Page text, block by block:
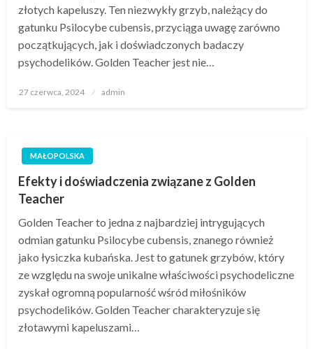
złotych kapeluszy. Ten niezwykły grzyb, należący do
gatunku Psilocybe cubensis, przyciąga uwagę zarówno
początkujących, jak i doświadczonych badaczy
psychodelików. Golden Teacher jest nie…
Opublikowane
27 czerwca, 2024 admin
MAŁOPOLSKA
Efekty i doświadczenia związane z Golden
Teacher
Golden Teacher to jedna z najbardziej intrygujących
odmian gatunku Psilocybe cubensis, znanego również
jako łysiczka kubańska. Jest to gatunek grzybów, który
ze względu na swoje unikalne właściwości psychodeliczne
zyskał ogromną popularność wśród miłośników
psychodelików. Golden Teacher charakteryzuje się
złotawymi kapeluszami…